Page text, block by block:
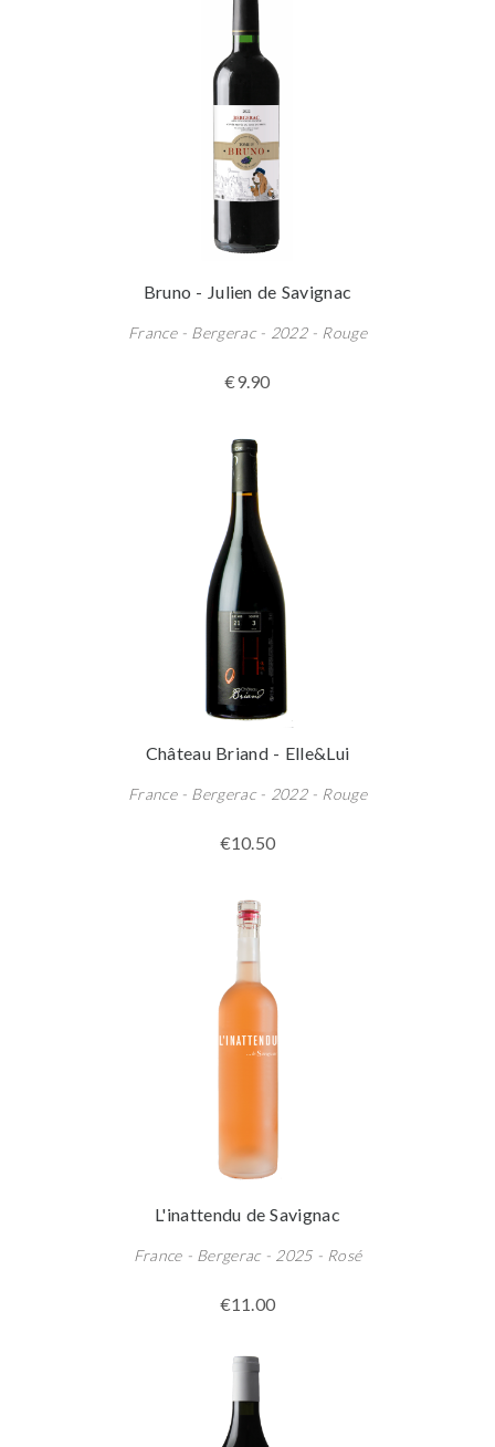
Bruno - Julien de Savignac
France - Bergerac - 2022 - Rouge
€9.90
Château Briand - Elle&Lui
France - Bergerac - 2022 - Rouge
€10.50
L'inattendu de Savignac
France - Bergerac - 2025 - Rosé
€11.00